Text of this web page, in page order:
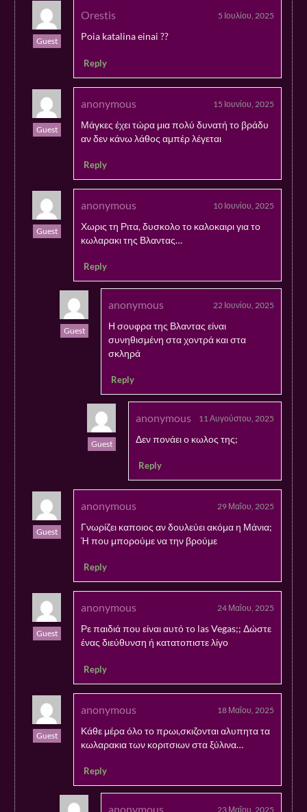
Guest
Orestis 5 Ιουλίου, 2025
Poia katalina einai ??
Reply
Guest
anonymous 15 Ιουνίου, 2025
Μάγκες έχει τώρα μια πολύ δυνατή το βράδυ
αν δεν κάνω λάθος αμπέρ λέγεται
Reply
Guest
anonymous 10 Ιουνίου, 2025
Χωρις τη Ριτα, δυσκολο το καλοκαιρι για το
κωλαρακι της Βλαντας…
Reply
Guest
anonymous 22 Ιουνίου, 2025
Η σουφρα της Βλαντας είναι
συνηθισμένη στα χοντρά και στα
σκληρά
Reply
Guest
anonymous 11 Αυγούστου, 2025
Δεν πονάει ο κωλος της;
Reply
Guest
anonymous 29 Μαΐου, 2025
Γνωρίζει καποιος αν δουλεύει ακόμα η Μάνια;
Ή που μπορούμε να την βρούμε
Reply
Guest
anonymous 24 Μαΐου, 2025
Ρε παιδιά που είναι αυτό το las Vegas;; Δώστε
ένας διεύθυνση ή κατατοπιστε λίγο
Reply
Guest
anonymous 18 Μαΐου, 2025
Κάθε μέρα όλο το πρωι,σκιζονται αλυπητα τα
κωλαρακια των κοριτσιων στα ξύλινα…
Reply
anonymous 23 Μαΐου, 2025